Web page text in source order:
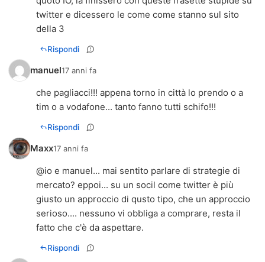
twitter e dicessero le come come stanno sul sito
della 3
Rispondi
manuel17 anni fa
che pagliacci!!! appena torno in città lo prendo o a
tim o a vodafone... tanto fanno tutti schifo!!!
Rispondi
Maxx17 anni fa
@io e manuel... mai sentito parlare di strategie di
mercato? eppoi... su un socil come twitter è più
giusto un approccio di qusto tipo, che un approccio
serioso.... nessuno vi obbliga a comprare, resta il
fatto che c'è da aspettare.
Rispondi